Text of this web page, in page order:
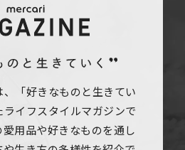
「好きなものと生きてい
イフスタイルマガジンで
用品や好きなものを通し